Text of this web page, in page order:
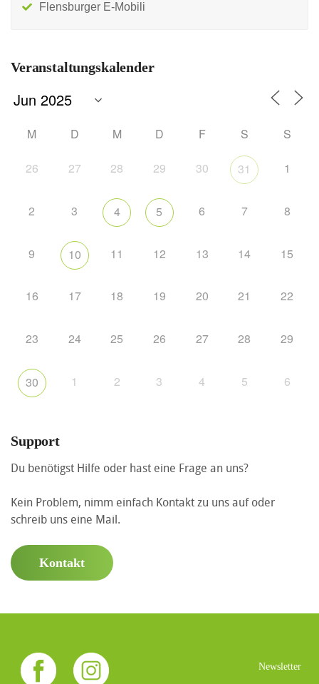
Flensburger E-Mobili
Veranstaltungskalender
M D M D F S S
26 27 28 29 30 31 1
2 3 4 5 6 7 8
9 10 11 12 13 14 15
16 17 18 19 20 21 22
23 24 25 26 27 28 29
30 1 2 3 4 5 6
Support
Du benötigst Hilfe oder hast eine Frage an uns?
Kein Problem, nimm einfach Kontakt zu uns auf oder
schreib uns eine Mail.
Kontakt
Newsletter